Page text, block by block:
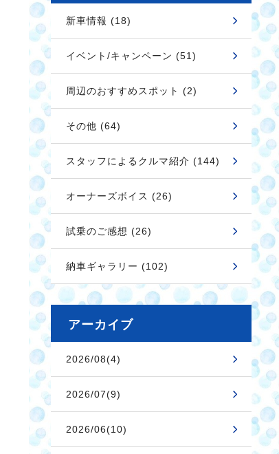
新車情報 (18)
イベント/キャンペーン (51)
周辺のおすすめスポット (2)
その他 (64)
スタッフによるクルマ紹介 (144)
オーナーズボイス (26)
試乗のご感想 (26)
納車ギャラリー (102)
アーカイブ
2026/08(4)
2026/07(9)
2026/06(10)